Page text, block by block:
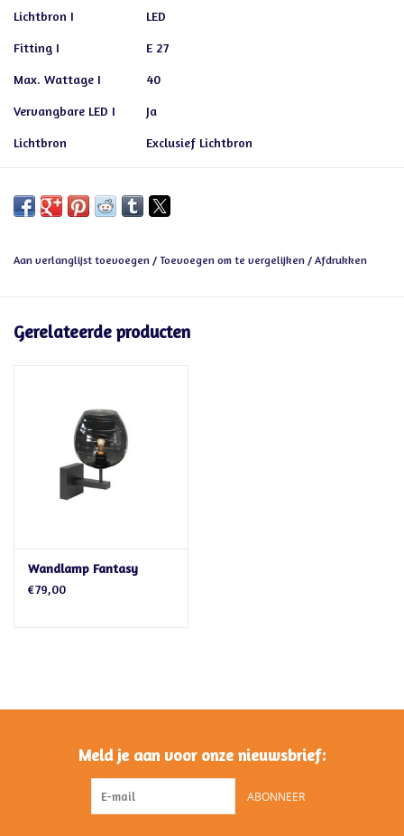
Lichtbron I LED
Fitting I E 27
Max. Wattage I 40
Vervangbare LED I Ja
Lichtbron Exclusief Lichtbron
Aan verlanglijst toevoegen / Toevoegen om te vergelijken / Afdrukken
Gerelateerde producten
Wandlamp Fantasy
€79,00
Meld je aan voor onze nieuwsbrief:
ABONNEER